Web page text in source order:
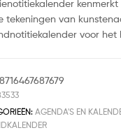
tekeningen van
voor het
8716467687679
AGENDA'S EN